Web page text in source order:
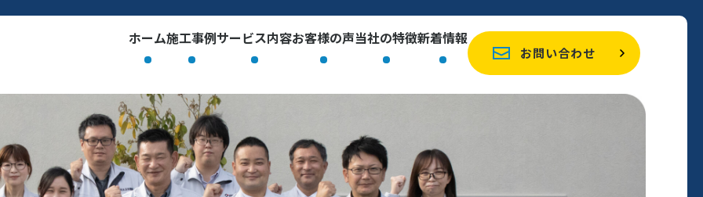
ホーム施工事例サービス内容お客様の声当社の特徴新着情報
お問い合わせ